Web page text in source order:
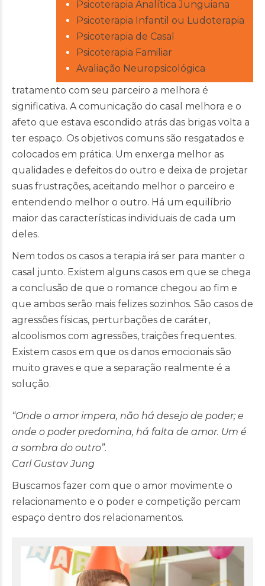
Psicoterapia Analítica Junguiana
Psicoterapia Infantil ou Ludoterapia
Psicoterapia de Casal
Psicoterapia Familiar
Avaliação Neuropsicológica
tratamento com seu parceiro a melhora é
significativa. A comunicação do casal melhora e o
afeto que estava escondido atrás das brigas volta a
ter espaço. Os objetivos comuns são resgatados e
colocados em prática. Um enxerga melhor as
qualidades e defeitos do outro e deixa de projetar
suas frustrações, aceitando melhor o parceiro e
entendendo melhor o outro. Há um equilíbrio
maior das características individuais de cada um
deles.
Nem todos os casos a terapia irá ser para manter o
casal junto. Existem alguns casos em que se chega
a conclusão de que o romance chegou ao fim e
que ambos serão mais felizes sozinhos. São casos de
agressões físicas, perturbações de caráter,
alcoolismos com agressões, traições frequentes.
Existem casos em que os danos emocionais são
muito graves e que a separação realmente é a
solução.
“Onde o amor impera, não há desejo de poder; e
onde o poder predomina, há falta de amor. Um é
a sombra do outro”.
Carl Gustav Jung
Buscamos fazer com que o amor movimente o
relacionamento e o poder e competição percam
espaço dentro dos relacionamentos.